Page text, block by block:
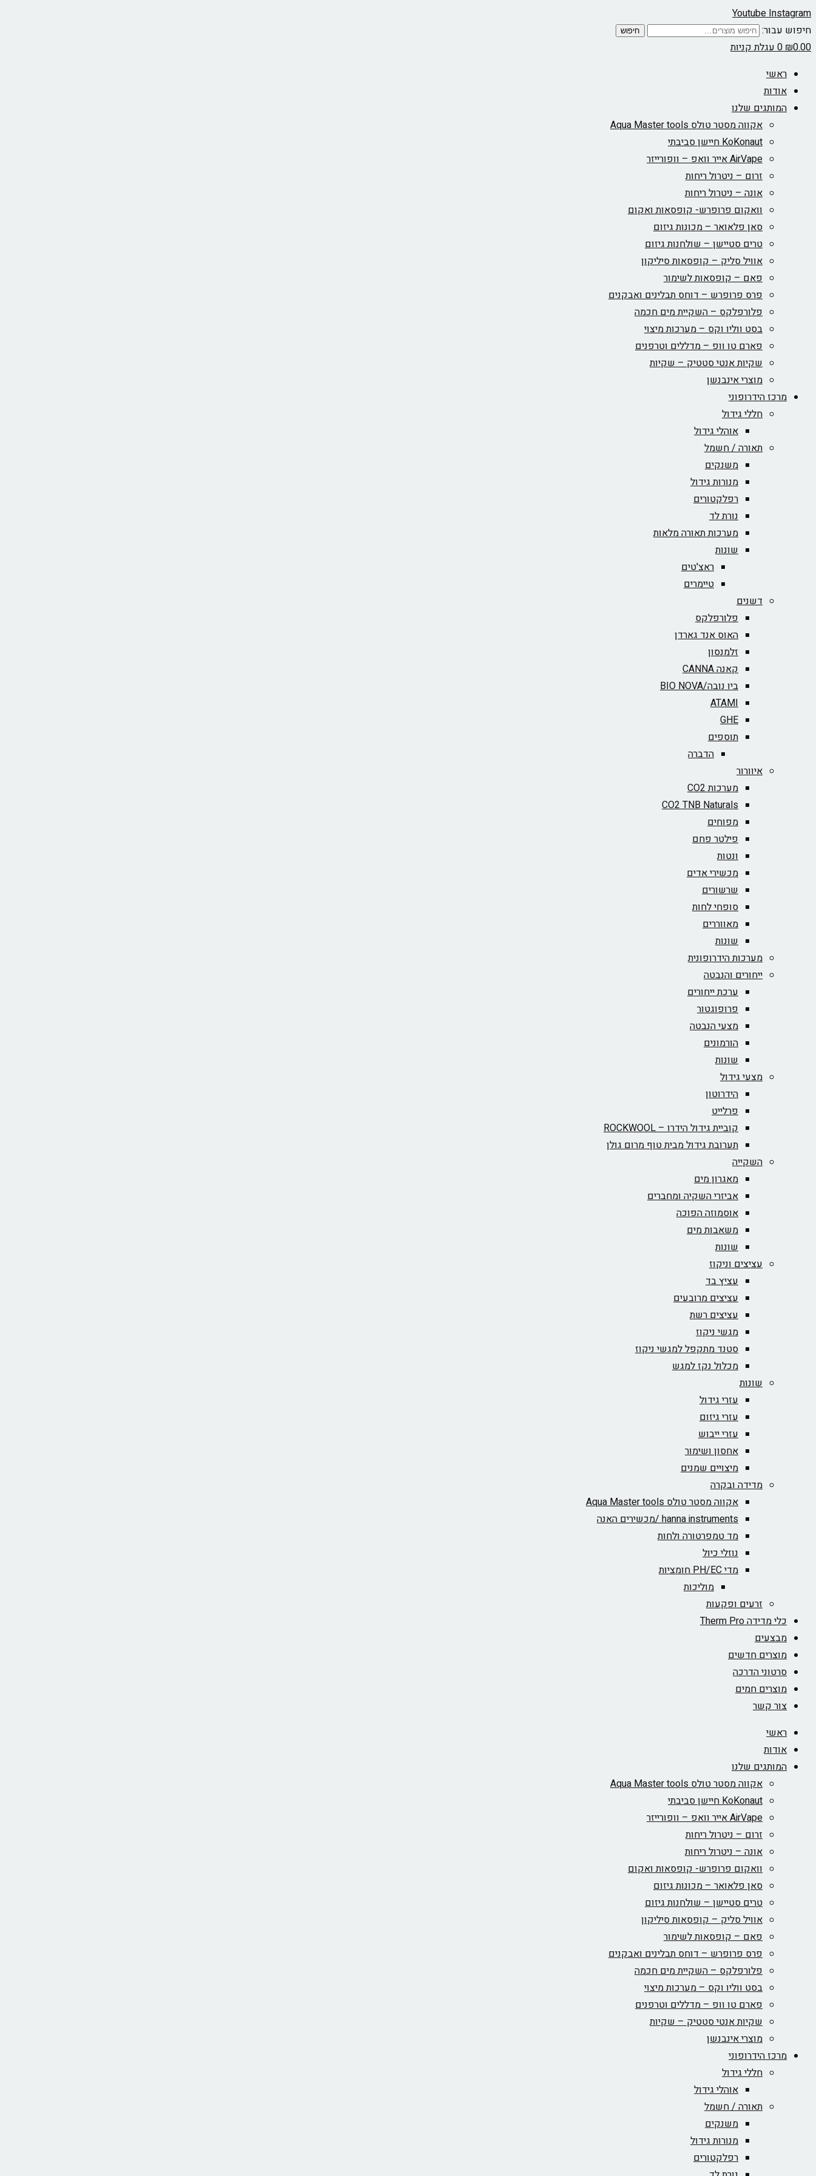
YoutubeInstagram
חיפוש עבור:
חיפוש
₪0.00
0עגלת קניות
ראשי
אודות
המותגים שלנו
אקווה מסטר טולס Aqua Master tools
KoKonaut חיישן סביבתי
AirVape אייר וואפ – וופורייזר
זרום – ניטרול ריחות
אונה – ניטרול ריחות
וואקום פרופרש- קופסאות ואקום
סאן פלאואר – מכונות גיזום
טרים סטיישן – שולחנות גיזום
אוויל סליק – קופסאות סיליקון
פאם – קופסאות לשימור
פרס פרופרש – דוחס תבלינים ואבקנים
פלורפלקס – השקיית מים חכמה
בסט ווליו וקס – מערכות מיצוי
פארם טו וופ – מדללים וטרפנים
שקיות אנטי סטטיק – שקיות
מוצרי אינבנשן
מרכז הידרופוני
חללי גידול
אוהלי גידול
תאורה / חשמל
משנקים
מנורות גידול
רפלקטורים
נורת לד
מערכות תאורה מלאות
שונות
ראצ'טים
טיימרים
דשנים
פלורפלקס
האוס אנד גארדן
זלמנסון
קאנה CANNA
ביו נובה/BIO NOVA‏
ATAMI
GHE
תוספים
הדברה
איוורור
מערכות CO2
CO2 TNB Naturals
מפוחים
פילטר פחם
ונטות
מכשירי אדים
שרשורים
סופחי לחות
מאווררים
שונות
מערכות הידרופונית
ייחורים והנבטה
ערכת ייחורים
פרופוגטור
מצעי הנבטה
הורמונים
שונות
מצעי גידול
הידרוטון
פרלייט
קוביית גידול הידרו – ROCKWOOL‏
תערובת גידול מבית טוף מרום גולן
השקייה
מאגרון מים
אביזרי השקיה ומחברים
אוסמוזה הפוכה
משאבות מים
שונות
עציצים וניקוז
עציץ בד
עציצים מרובעים
עציצים רשת
מגשי ניקוז
סטנד מתקפל למגשי ניקוז
מכלול נקז למגש
שונות
עזרי גידול
עזרי גיזום
עזרי ייבוש
אחסון ושימור
מיצויים שמנים
מדידה ובקרה
אקווה מסטר טולס Aqua Master tools
hanna instruments /מכשירים האנה
מד טמפרטורה ולחות
נוזלי כיול
מדי PH/EC חומציות
מוליכות
זרעים ופקעות
כלי מדידה Therm Pro
מבצעים
מוצרים חדשים
סרטוני הדרכה
מוצרים חמים
צור קשר
ראשי
אודות
המותגים שלנו
אקווה מסטר טולס Aqua Master tools
KoKonaut חיישן סביבתי
AirVape אייר וואפ – וופורייזר
זרום – ניטרול ריחות
אונה – ניטרול ריחות
וואקום פרופרש- קופסאות ואקום
סאן פלאואר – מכונות גיזום
טרים סטיישן – שולחנות גיזום
אוויל סליק – קופסאות סיליקון
פאם – קופסאות לשימור
פרס פרופרש – דוחס תבלינים ואבקנים
פלורפלקס – השקיית מים חכמה
בסט ווליו וקס – מערכות מיצוי
פארם טו וופ – מדללים וטרפנים
שקיות אנטי סטטיק – שקיות
מוצרי אינבנשן
מרכז הידרופוני
חללי גידול
אוהלי גידול
תאורה / חשמל
משנקים
מנורות גידול
רפלקטורים